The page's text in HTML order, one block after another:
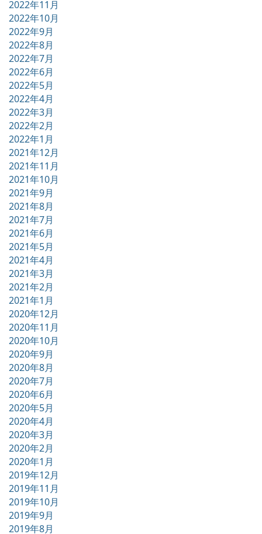
2022年11月
2022年10月
2022年9月
2022年8月
2022年7月
2022年6月
2022年5月
2022年4月
2022年3月
2022年2月
2022年1月
2021年12月
2021年11月
2021年10月
2021年9月
2021年8月
2021年7月
2021年6月
2021年5月
2021年4月
2021年3月
2021年2月
2021年1月
2020年12月
2020年11月
2020年10月
2020年9月
2020年8月
2020年7月
2020年6月
2020年5月
2020年4月
2020年3月
2020年2月
2020年1月
2019年12月
2019年11月
2019年10月
2019年9月
2019年8月